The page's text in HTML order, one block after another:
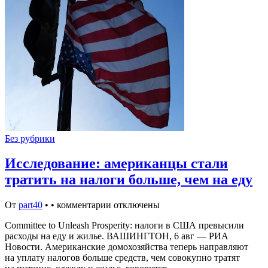
Без рубрики
Исследование: американцы стали
тратить на налоги больше, чем на еду
От part40 • • комментарии отключены
Committee to Unleash Prosperity: налоги в США превысили
расходы на еду и жилье. ВАШИНГТОН, 6 авг — РИА
Новости. Американские домохозяйства теперь направляют
на уплату налогов больше средств, чем совокупно тратят